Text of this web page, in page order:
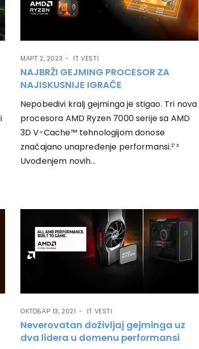
МАРТ 2, 2023 IT VESTI
NAJBRŽI GEJMING PROCESOR ZA
NAJISKUSNIJE IGRAČE
Nepobedivi kralj gejminga je stigao. Tri nova
procesora AMD Ryzen 7000 serije sa AMD
3D V-Cache™ tehnologijom donose
značajano unapređenje performansi.¹̛ ²
Uvođenjem novih...
ОКТОБАР 13, 2021 IT VESTI
Neverovatan doživljaj gejminga uz
dva lidera u domenu performansi